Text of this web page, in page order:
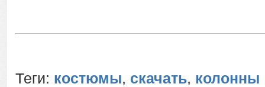
Теги: костюмы, скачать, колонны